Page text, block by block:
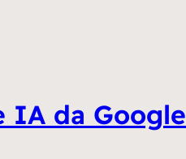
IA da